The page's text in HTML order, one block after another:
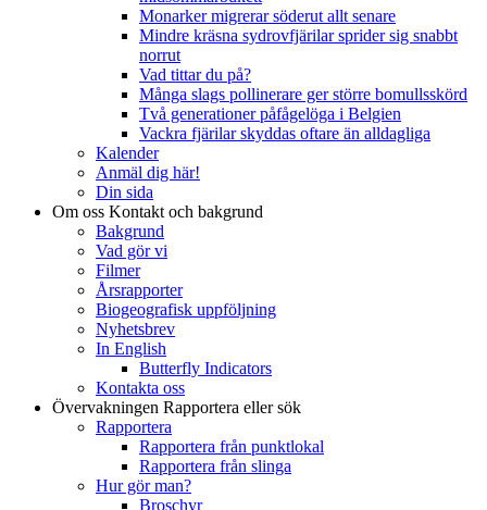
Monarker migrerar söderut allt senare
Mindre kräsna sydrovfjärilar sprider sig snabbt
norrut
Vad tittar du på?
Många slags pollinerare ger större bomullsskörd
Två generationer påfågelöga i Belgien
Vackra fjärilar skyddas oftare än alldagliga
Kalender
Anmäl dig här!
Din sida
Om oss Kontakt och bakgrund
Bakgrund
Vad gör vi
Filmer
Årsrapporter
Biogeografisk uppföljning
Nyhetsbrev
In English
Butterfly Indicators
Kontakta oss
Övervakningen Rapportera eller sök
Rapportera
Rapportera från punktlokal
Rapportera från slinga
Hur gör man?
Broschyr